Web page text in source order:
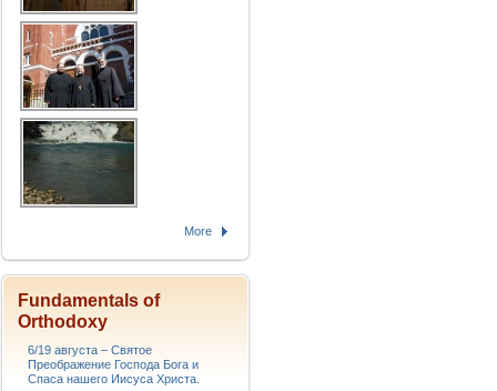
More
Fundamentals of
Orthodoxy
6/19 августа – Святое
Преображение Господа Бога и
Спаса нашего Иисуса Христа.